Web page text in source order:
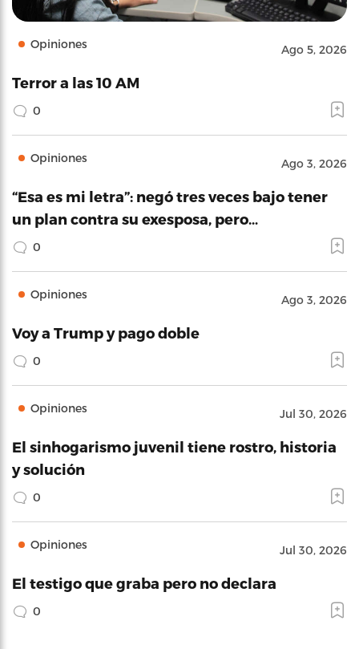
Opiniones Ago 5, 2026
Terror a las 10 AM
0
Opiniones Ago 3, 2026
“Esa es mi letra”: negó tres veces bajo tener
un plan contra su exesposa, pero…
0
Opiniones Ago 3, 2026
Voy a Trump y pago doble
0
Opiniones Jul 30, 2026
El sinhogarismo juvenil tiene rostro, historia
y solución
0
Opiniones Jul 30, 2026
El testigo que graba pero no declara
0